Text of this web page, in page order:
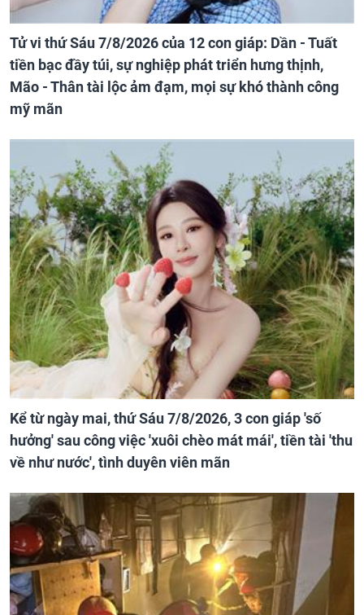
Tử vi thứ Sáu 7/8/2026 của 12 con giáp: Dần - Tuất
tiền bạc đầy túi, sự nghiệp phát triển hưng thịnh,
Mão - Thân tài lộc ảm đạm, mọi sự khó thành công
mỹ mãn
Kể từ ngày mai, thứ Sáu 7/8/2026, 3 con giáp 'số
hưởng' sau công việc 'xuôi chèo mát mái', tiền tài 'thu
về như nước', tình duyên viên mãn